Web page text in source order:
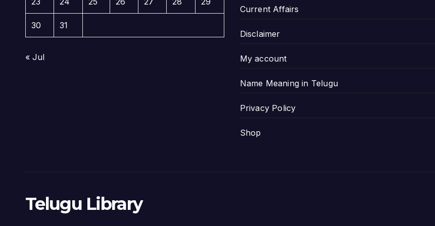
30 31
« Jul
Current Affairs
Disclaimer
My account
Name Meaning in Telugu
Privacy Policy
Shop
Telugu Library